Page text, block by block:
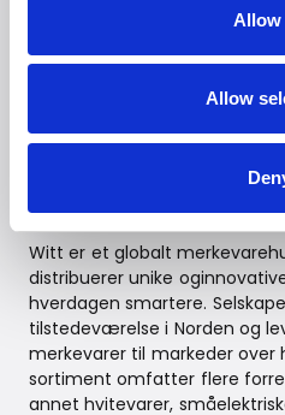
Allow
Allow
** Gjelder utvalgte PFAS-
(evighetskjemikalier). Testet
Om Witt
Witt er et globalt
distribuerer unike
hverdagen smartere.
tilstedeværelse i Norden og
merkevarer til markeder over
sortiment omfatter flere
annet hvitevarer,